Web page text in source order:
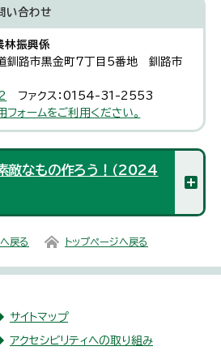
い合わせ
林振興係
路市黒金町7丁目5番地 釧路市
ファクス：0154-31-2553
ォームをご利用ください。
敵なもの作ろう！（2024
戻る トップページへ戻る
サイトマップ
アクセシビリティへの取り組み